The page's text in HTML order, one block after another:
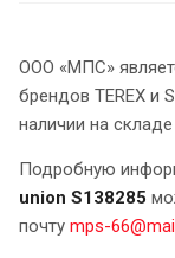
ООО «МПС»
брендов TEREX и
наличии на складе
Подробную
union S138285
почту mps-